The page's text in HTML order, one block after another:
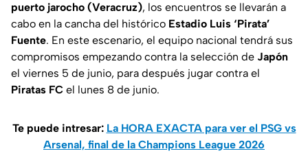
puerto jarocho (Veracruz), los encuentros se llevarán a
cabo en la cancha del histórico Estadio Luis ‘Pirata’
Fuente. En este escenario, el equipo nacional tendrá sus
compromisos empezando contra la selección de Japón
el viernes 5 de junio, para después jugar contra el
Piratas FC el lunes 8 de junio.
Te puede intresar: La HORA EXACTA para ver el PSG vs
Arsenal, final de la Champions League 2026